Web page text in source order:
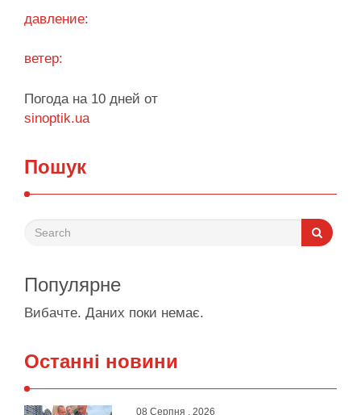
давление:
ветер:
Погода на 10 дней от
sinoptik.ua
Пошук
Популярне
Вибачте. Даних поки немає.
Останні новини
08 Серпня , 2026